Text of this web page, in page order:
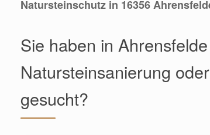
Natursteinschutz in 16356
Sie haben in
Natursteinsanierung
gesucht?